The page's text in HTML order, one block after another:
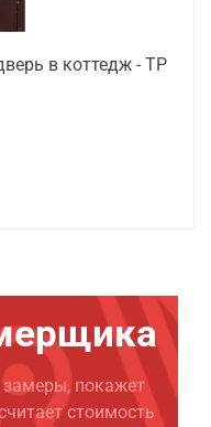
в коттедж - ТР
покажет
стоимость